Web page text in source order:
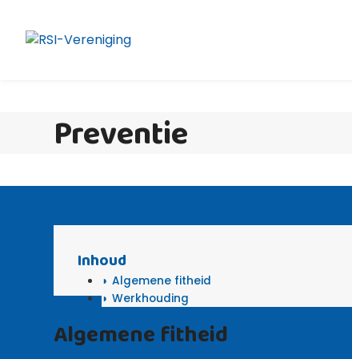
content
Preventie
Inhoud
Algemene fitheid
Werkhouding
Algemene fitheid